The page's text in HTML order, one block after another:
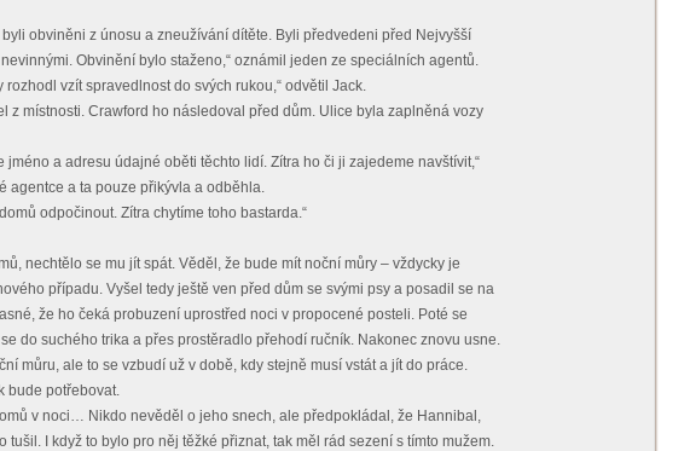
byli obviněni z únosu a zneužívání dítěte. Byli předvedeni před Nejvyšší
Obvinění bylo staženo,“ oznámil jeden ze speciálních agentů.
rozhodl vzít spravedlnost do svých rukou,“ odvětil Jack.
z místnosti. Crawford ho následoval před dům. Ulice byla zaplněná vozy
jméno a adresu údajné oběti těchto lidí. Zítra ho či ji zajedeme navštívit,“
agentce a ta pouze přikývla a odběhla.
odpočinout. Zítra chytíme toho bastarda.“
nechtělo se mu jít spát. Věděl, že bude mít noční můry – vždycky je
případu. Vyšel tedy ještě ven před dům se svými psy a posadil se na
že ho čeká probuzení uprostřed noci v propocené posteli. Poté se
do suchého trika a přes prostěradlo přehodí ručník. Nakonec znovu usne.
můru, ale to se vzbudí už v době, kdy stejně musí vstát a jít do práce.
bude potřebovat.
v noci… Nikdo nevěděl o jeho snech, ale předpokládal, že Hannibal,
tušil. I když to bylo pro něj těžké přiznat, tak měl rád sezení s tímto mužem.